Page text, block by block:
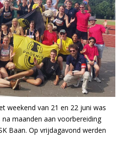
weekend van 21 en 22 juni was
maanden aan voorbereiding
Baan. Op vrijdagavond werden